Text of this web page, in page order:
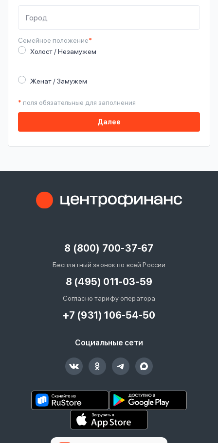
Семейное положение*
Холост / Незамужем
Женат / Замужем
* поля обязательные для заполнения
Далее
8 (800) 700-37-67
Бесплатный звонок по всей России
8 (495) 011-03-59
Согласно тарифу оператора
+7 (931) 106-54-50
Социальные сети